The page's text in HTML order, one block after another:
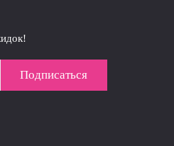
Подписаться